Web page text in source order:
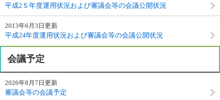
平成2５年度運用状況および審議会等の会議公開状況
2013年6月3日更新
平成24年度運用状況および審議会等の会議公開状況
会議予定
2026年8月7日更新
審議会等の会議予定